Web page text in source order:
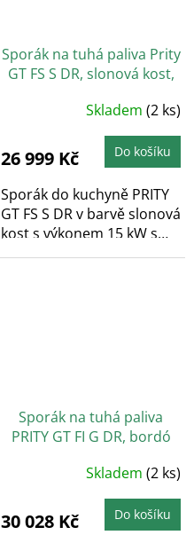
Sporák na tuhá paliva Prity
GT FS S DR, slonová kost,
Skladem (2 ks)
26 999 Kč Do košíku
Sporák do kuchyně PRITY
GT FS S DR v barvě slonová
kost s výkonem 15 kW s
proskleným...
Sporák na tuhá paliva
PRITY GT FI G DR, bordó
Skladem (2 ks)
30 028 Kč Do košíku